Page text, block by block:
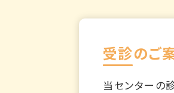
受診のご
当センターの